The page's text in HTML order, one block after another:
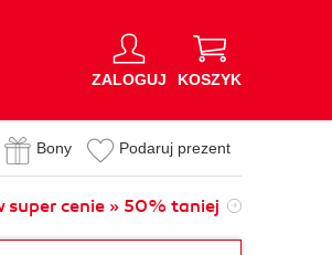
ZALOGUJ KOSZYK
Bony Podaruj prezent
super cenie » 50% taniej